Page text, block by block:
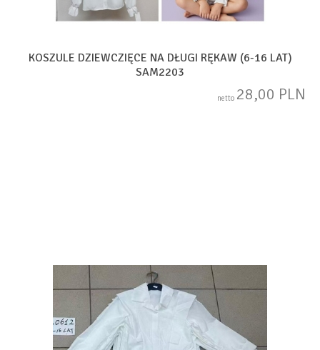
KOSZULE DZIEWCZIĘCE NA DŁUGI RĘKAW (6-16 LAT)
SAM2203
netto 28,00 PLN